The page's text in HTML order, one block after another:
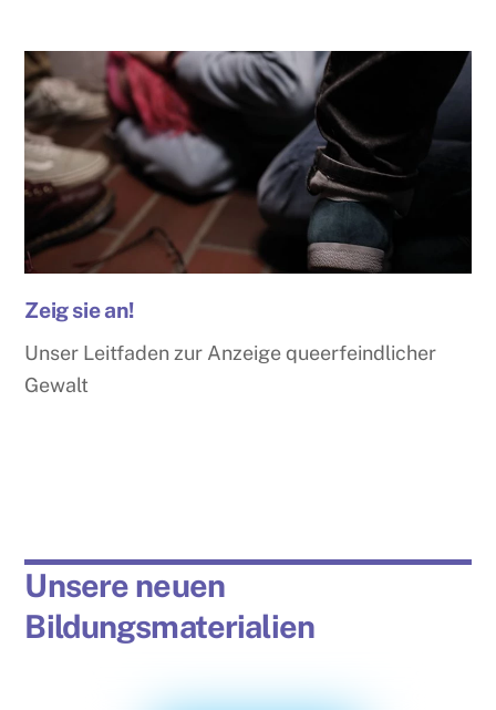
Zeig sie an!
Unser Leitfaden zur Anzeige queerfeindlicher
Gewalt
Unsere neuen
Bildungsmaterialien